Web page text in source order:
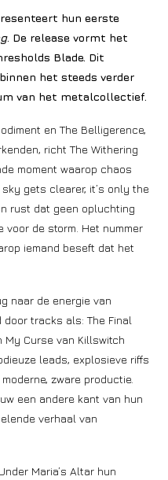
hun eerste
. De release vormt het
Blade. Dit
het steeds verder
van het metalcollectief.
en The Belligerence,
richt The Withering
moment waarop chaos
gets clearer, it’s only the
rust dat geen opluchting
de storm. Het nummer
iemand beseft dat het
naar de energie van
tracks als: The Final
My Curse van Killswitch
leads, explosieve riffs
zware productie.
een andere kant van hun
verhaal van
Maria’s Altar hun